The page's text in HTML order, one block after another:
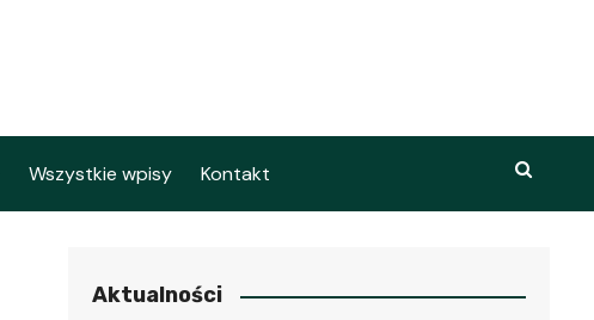
Wszystkie wpisy Kontakt
Aktualności